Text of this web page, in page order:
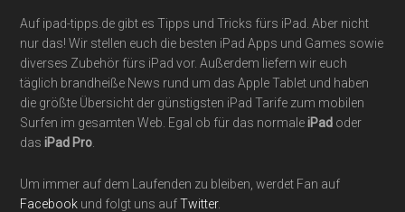
Auf ipad-tipps.de gibt es Tipps und Tricks fürs iPad. Aber nicht
nur das! Wir stellen euch die besten iPad Apps und Games sowie
diverses Zubehör fürs iPad vor. Außerdem liefern wir euch
täglich brandheiße News rund um das Apple Tablet und haben
die größte Übersicht der günstigsten iPad Tarife zum mobilen
Surfen im gesamten Web. Egal ob für das normaleiPad oder
dasiPad Pro
Um immer auf dem Laufenden zu bleiben, werdet Fan auf
Facebook und folgt uns aufTwitter.